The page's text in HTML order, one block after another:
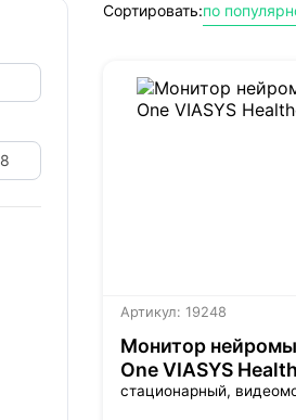
Сортировать:по
Артикул: 19248
Монитор
One VIASYS
стационарный,